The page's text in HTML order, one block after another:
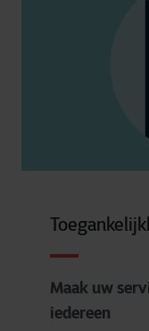
Maak uw
iedereen